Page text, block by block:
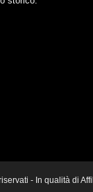
- In qualità di